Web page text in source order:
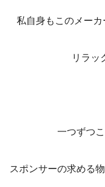
私自身もこのメーカ
リラッ
一つずつ
スポンサーの求める